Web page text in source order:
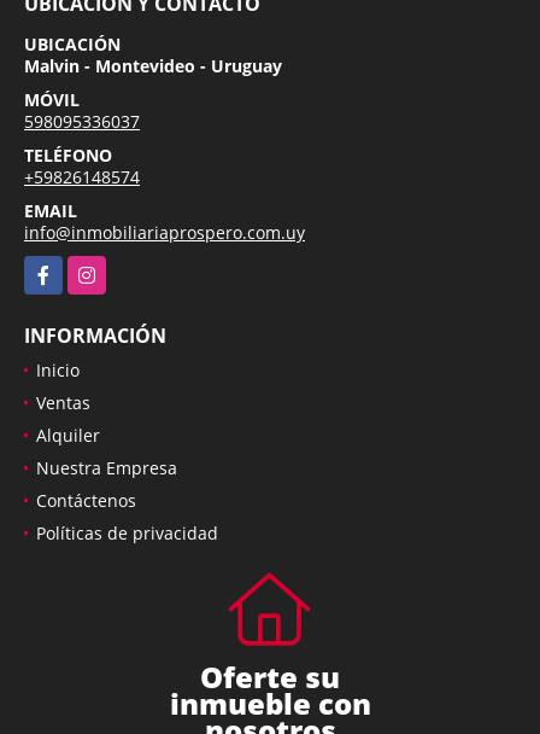
UBICACIÓN
Malvin - Montevideo - Uruguay
MÓVIL
598095336037
TELÉFONO
+59826148574
EMAIL
info@inmobiliariaprospero.com.uy
FacebookInstagram
INFORMACIÓN
Inicio
Ventas
Alquiler
Nuestra Empresa
Contáctenos
Políticas de privacidad
Oferte su
inmueble con